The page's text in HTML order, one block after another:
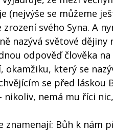
(nejvýše se můžeme
zrození svého Syna. A
nazývá světové
odpověď člověka
okamžiku, který se
se před láskou
nikoliv, nemá mu říci
znamenají: Bůh k nám